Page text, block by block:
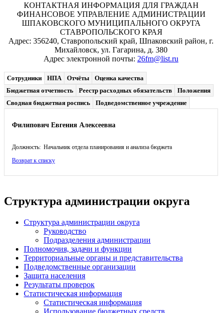
КОНТАКТНАЯ ИНФОРМАЦИЯ ДЛЯ ГРАЖДАН
ФИНАНСОВОЕ УПРАВЛЕНИЕ АДМИНИСТРАЦИИ
ШПАКОВСКОГО МУНИЦИПАЛЬНОГО ОКРУГА
СТАВРОПОЛЬСКОГО КРАЯ
Адрес: 356240, Ставропольский край, Шпаковский район, г.
Михайловск, ул. Гагарина, д. 380
Адрес электронной почты: 26fm@list.ru
Сотрудники НПА Отчёты
Оценка качества
Бюджетная отчетность
Реестр расходных обязательств
Положения
Сводная бюджетная роспись
Подведомственное учреждение
Филипович Евгения Алексеевна
Должность: Начальник отдела планирования и анализа бюджета
Возврат к списку
Структура администрации округа
Структура администрации округа
Руководство
Подразделения администрации
Полномочия, задачи и функции
Территориальные органы и представительства
Подведомственные организации
Защита населения
Результаты проверок
Статистическая информация
Статистическая информация
Использование бюджетных средств